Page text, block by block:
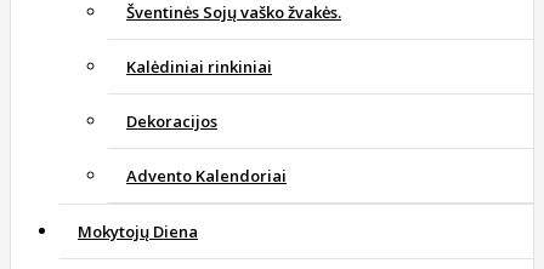
Šventinės Sojų vaško žvakės.
Kalėdiniai rinkiniai
Dekoracijos
Advento Kalendoriai
Mokytojų Diena